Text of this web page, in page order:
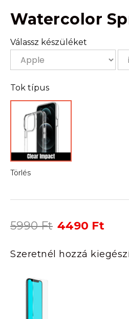
Watercolor
Válassz készüléket
Tok típus
Törlés
5990Ft Original
was:
5990 Ft.
4490 Ft
is:
Szeretnél hozzá